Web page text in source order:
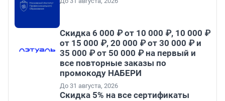
Скидка 6 000 ₽ от 10 000 ₽, 10 000 ₽
от 15 000 ₽, 20 000 ₽ от 30 000 ₽ и
35 000 ₽ от 50 000 ₽ на первый и
все повторные заказы по
промокоду НАБЕРИ
До 31 августа, 2026
Скидка 5% на все сертификаты